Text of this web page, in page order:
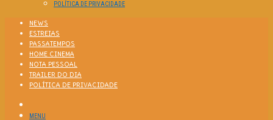
POLÍTICA DE PRIVACIDADE
NEWS
ESTREIAS
PASSATEMPOS
HOME CINEMA
NOTA PESSOAL
TRAILER DO DIA
POLÍTICA DE PRIVACIDADE
MENU